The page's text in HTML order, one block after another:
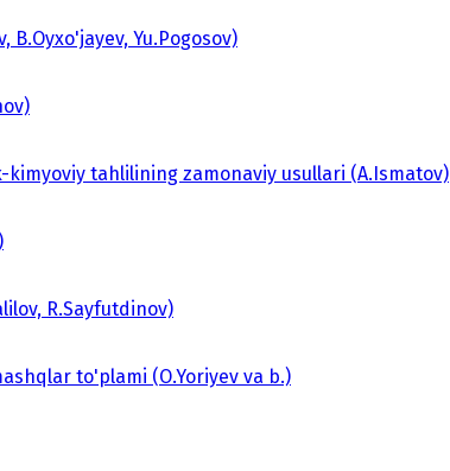
Yu.Pogosov)
tahlilining zamonaviy usullari (A.Ismatov)
R.Sayfutdinov)
to'plami (O.Yoriyev va b.)